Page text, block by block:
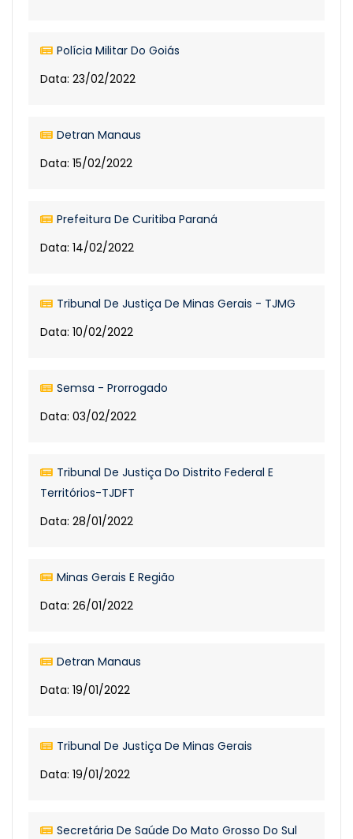
Polícia Militar Do Goiás
Data: 23/02/2022
Detran Manaus
Data: 15/02/2022
Prefeitura De Curitiba Paraná
Data: 14/02/2022
Tribunal De Justiça De Minas Gerais - TJMG
Data: 10/02/2022
Semsa - Prorrogado
Data: 03/02/2022
Tribunal De Justiça Do Distrito Federal E
Territórios-TJDFT
Data: 28/01/2022
Minas Gerais E Região
Data: 26/01/2022
Detran Manaus
Data: 19/01/2022
Tribunal De Justiça De Minas Gerais
Data: 19/01/2022
Secretária De Saúde Do Mato Grosso Do Sul